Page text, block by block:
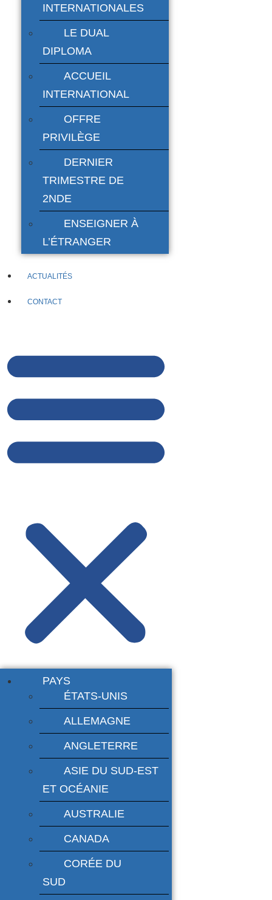
INTERNATIONALES
LE DUAL
DIPLOMA
ACCUEIL
INTERNATIONAL
OFFRE
PRIVILÈGE
DERNIER
TRIMESTRE DE
2NDE
ENSEIGNER À
L’ÉTRANGER
ACTUALITÉS
CONTACT
PAYS
ÉTATS-UNIS
ALLEMAGNE
ANGLETERRE
ASIE DU SUD-EST
ET OCÉANIE
AUSTRALIE
CANADA
CORÉE DU
SUD